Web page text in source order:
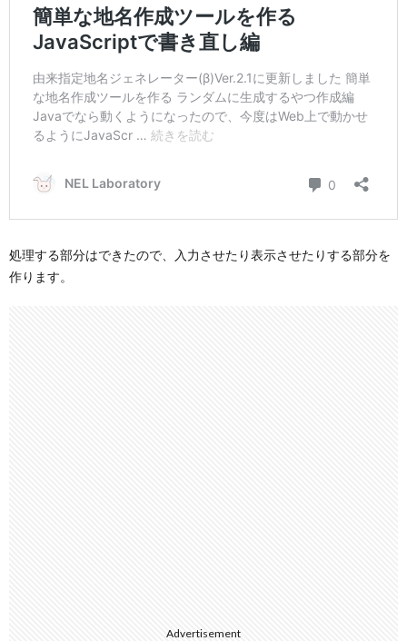
処理する部分はできたので、入力させたり表示させたりする部分を
作ります。
Advertisement